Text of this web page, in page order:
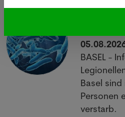
BASEL -
Basel
Personen
verstarb.